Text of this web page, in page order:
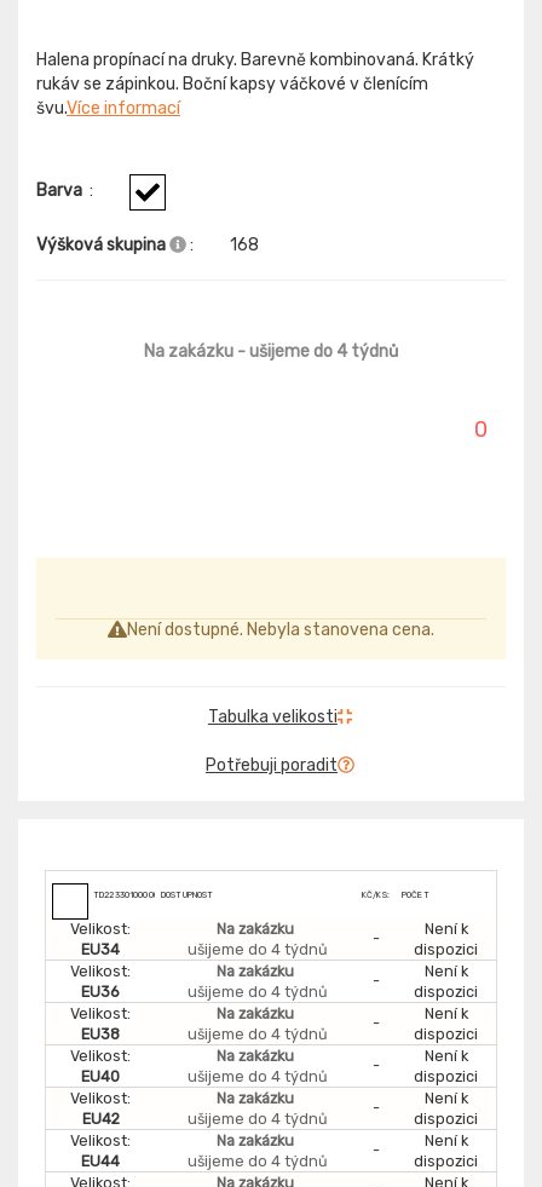
Halena propínací na druky. Barevně kombinovaná. Krátký
rukáv se zápinkou. Boční kapsy váčkové v členícím
švu.Více informací
Barva :
Výšková skupina : 168
Na zakázku - ušijeme do 4 týdnů
0
Není dostupné. Nebyla stanovena cena.
Tabulka velikosti
Potřebuji poradit
TD2233010000050DOSTUPNOST KČ/KS: POČET
Velikost:
EU34
Na zakázku
ušijeme do 4 týdnů
-
Není k
dispozici
Velikost:
EU36
Na zakázku
ušijeme do 4 týdnů
-
Není k
dispozici
Velikost:
EU38
Na zakázku
ušijeme do 4 týdnů
-
Není k
dispozici
Velikost:
EU40
Na zakázku
ušijeme do 4 týdnů
-
Není k
dispozici
Velikost:
EU42
Na zakázku
ušijeme do 4 týdnů
-
Není k
dispozici
Velikost:
EU44
Na zakázku
ušijeme do 4 týdnů
-
Není k
dispozici
Velikost:
Na zakázku
Není k